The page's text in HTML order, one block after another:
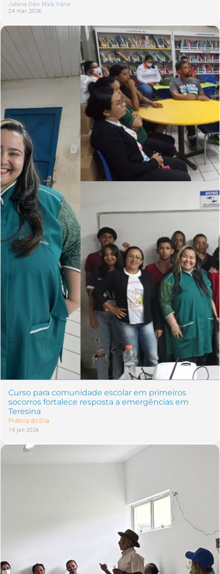
Juliana Dias Maia Viana
24 mar 2026
Curso para comunidade escolar em primeiros
socorros fortalece resposta a emergências em
Teresina
Prática do Dia
14 jan 2026